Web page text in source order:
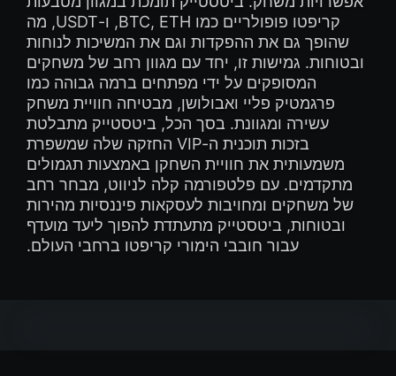
קריפטו פופולריים כמו BTC, ETH, ו-USDT, מה
שהופך גם את ההפקדות וגם את המשיכות לנוחות
ובטוחות. גמישות זו, יחד עם מגוון רחב של משחקים
המסופקים על ידי מפתחים ברמה גבוהה כמו
פרגמטיק פליי ואבולושן, מבטיחה חוויית משחק
עשירה ומגוונת. בסך הכל, ביטסטייק מתבלטת
בזכות תוכנית ה-VIP החזקה שלה שמשפרת
משמעותית את חוויית השחקן באמצעות תגמולים
מתקדמים. עם פלטפורמה קלה לניווט, מבחר רחב
של משחקים ומחויבות לעסקאות פיננסיות מהירות
ובטוחות, ביטסטייק מתעתדת להפוך ליעד מועדף
עבור חובבי הימורי קריפטו ברחבי העולם.